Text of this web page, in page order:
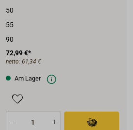
50
55
90
72,99 €*
netto: 61,34 €
Am Lager